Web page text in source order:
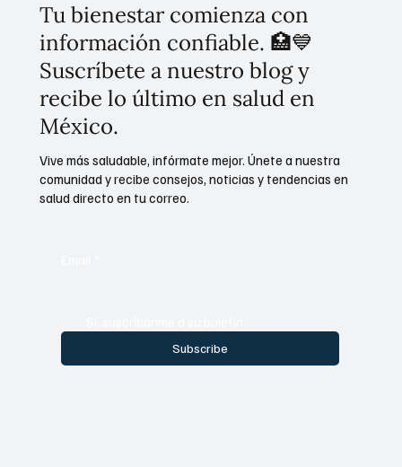
Tu bienestar comienza con
información confiable. 🏥💙
Suscríbete a nuestro blog y
recibe lo último en salud en
México.
Subscribe
Vive más saludable, infórmate mejor. Únete a nuestra
comunidad y recibe consejos, noticias y tendencias en
salud directo en tu correo.